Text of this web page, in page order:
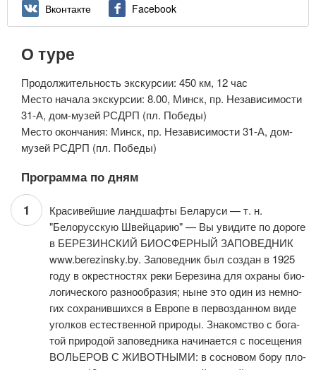
Вконтакте Facebook
О туре
Продолжительность экскурсии: 450 км, 12 час
Место начала экскурсии: 8.00, Минск, пр. Независимости
31-А, дом-музей РСДРП (пл. Победы)
Место окончания: Минск, пр. Независимости 31-А, дом-
музей РСДРП (пл. Победы)
Программа по дням
1
Красивейшие ланд­шаф­ты Бе­ла­ру­си — т. н.
"Белорусскую Швей­ца­рию" — Вы уви­ди­те по до­ро­ге
в БЕРЕЗИНСКИЙ БИОСФЕРНЫЙ ЗАПОВЕДНИК
www.berezinsky.by. Заповедник был со­здан в 1925
го­ду в окрест­но­стях ре­ки Бе­ре­зи­на для охра­ны био­
ло­ги­че­ско­го раз­но­об­ра­зия; ны­не это один из не­мно­
гих со­хра­нив­ших­ся в Ев­ро­пе в пер­во­здан­ном ви­де
угол­ков есте­ствен­ной при­ро­ды. Зна­ком­ство с бо­га­
той при­ро­дой за­по­вед­ни­ка на­чи­на­ет­ся с по­се­ще­ния
ВОЛЬЕРОВ С ЖИВОТНЫМИ: в сосновом бору пло­